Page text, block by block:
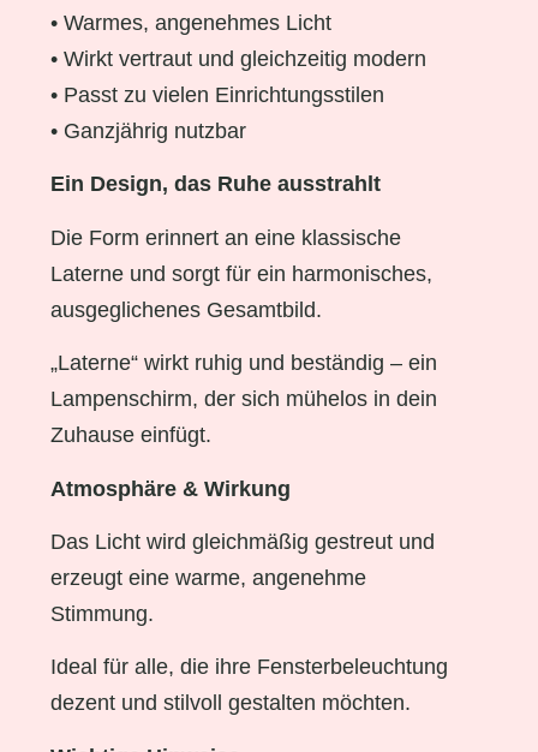
• Warmes, angenehmes Licht
• Wirkt vertraut und gleichzeitig modern
• Passt zu vielen Einrichtungsstilen
• Ganzjährig nutzbar
Ein Design, das Ruhe ausstrahlt
Die Form erinnert an eine klassische
Laterne und sorgt für ein harmonisches,
ausgeglichenes Gesamtbild.
„Laterne“ wirkt ruhig und beständig – ein
Lampenschirm, der sich mühelos in dein
Zuhause einfügt.
Atmosphäre & Wirkung
Das Licht wird gleichmäßig gestreut und
erzeugt eine warme, angenehme
Stimmung.
Ideal für alle, die ihre Fensterbeleuchtung
dezent und stilvoll gestalten möchten.